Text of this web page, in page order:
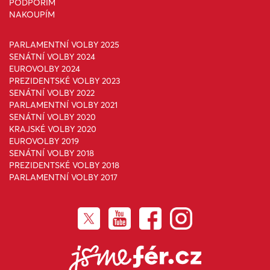
PODPOŘÍM
NAKOUPÍM
PARLAMENTNÍ VOLBY 2025
SENÁTNÍ VOLBY 2024
EUROVOLBY 2024
PREZIDENTSKÉ VOLBY 2023
SENÁTNÍ VOLBY 2022
PARLAMENTNÍ VOLBY 2021
SENÁTNÍ VOLBY 2020
KRAJSKÉ VOLBY 2020
EUROVOLBY 2019
SENÁTNÍ VOLBY 2018
PREZIDENTSKÉ VOLBY 2018
PARLAMENTNÍ VOLBY 2017